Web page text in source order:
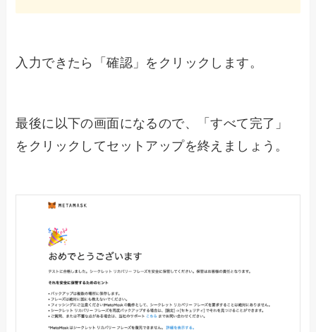
入力できたら「確認」をクリックします。
最後に以下の画面になるので、「すべて完了」
をクリックしてセットアップを終えましょう。